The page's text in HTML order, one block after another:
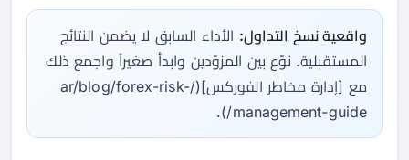
واقعية نسخ التداول: الأداء السابق لا يضمن النتائج
المستقبلية. نوّع بين المزوّدين وابدأ صغيراً واجمع ذلك
مع [إدارة مخاطر الفوركس](/ar/blog/forex-risk-
management-guide/).